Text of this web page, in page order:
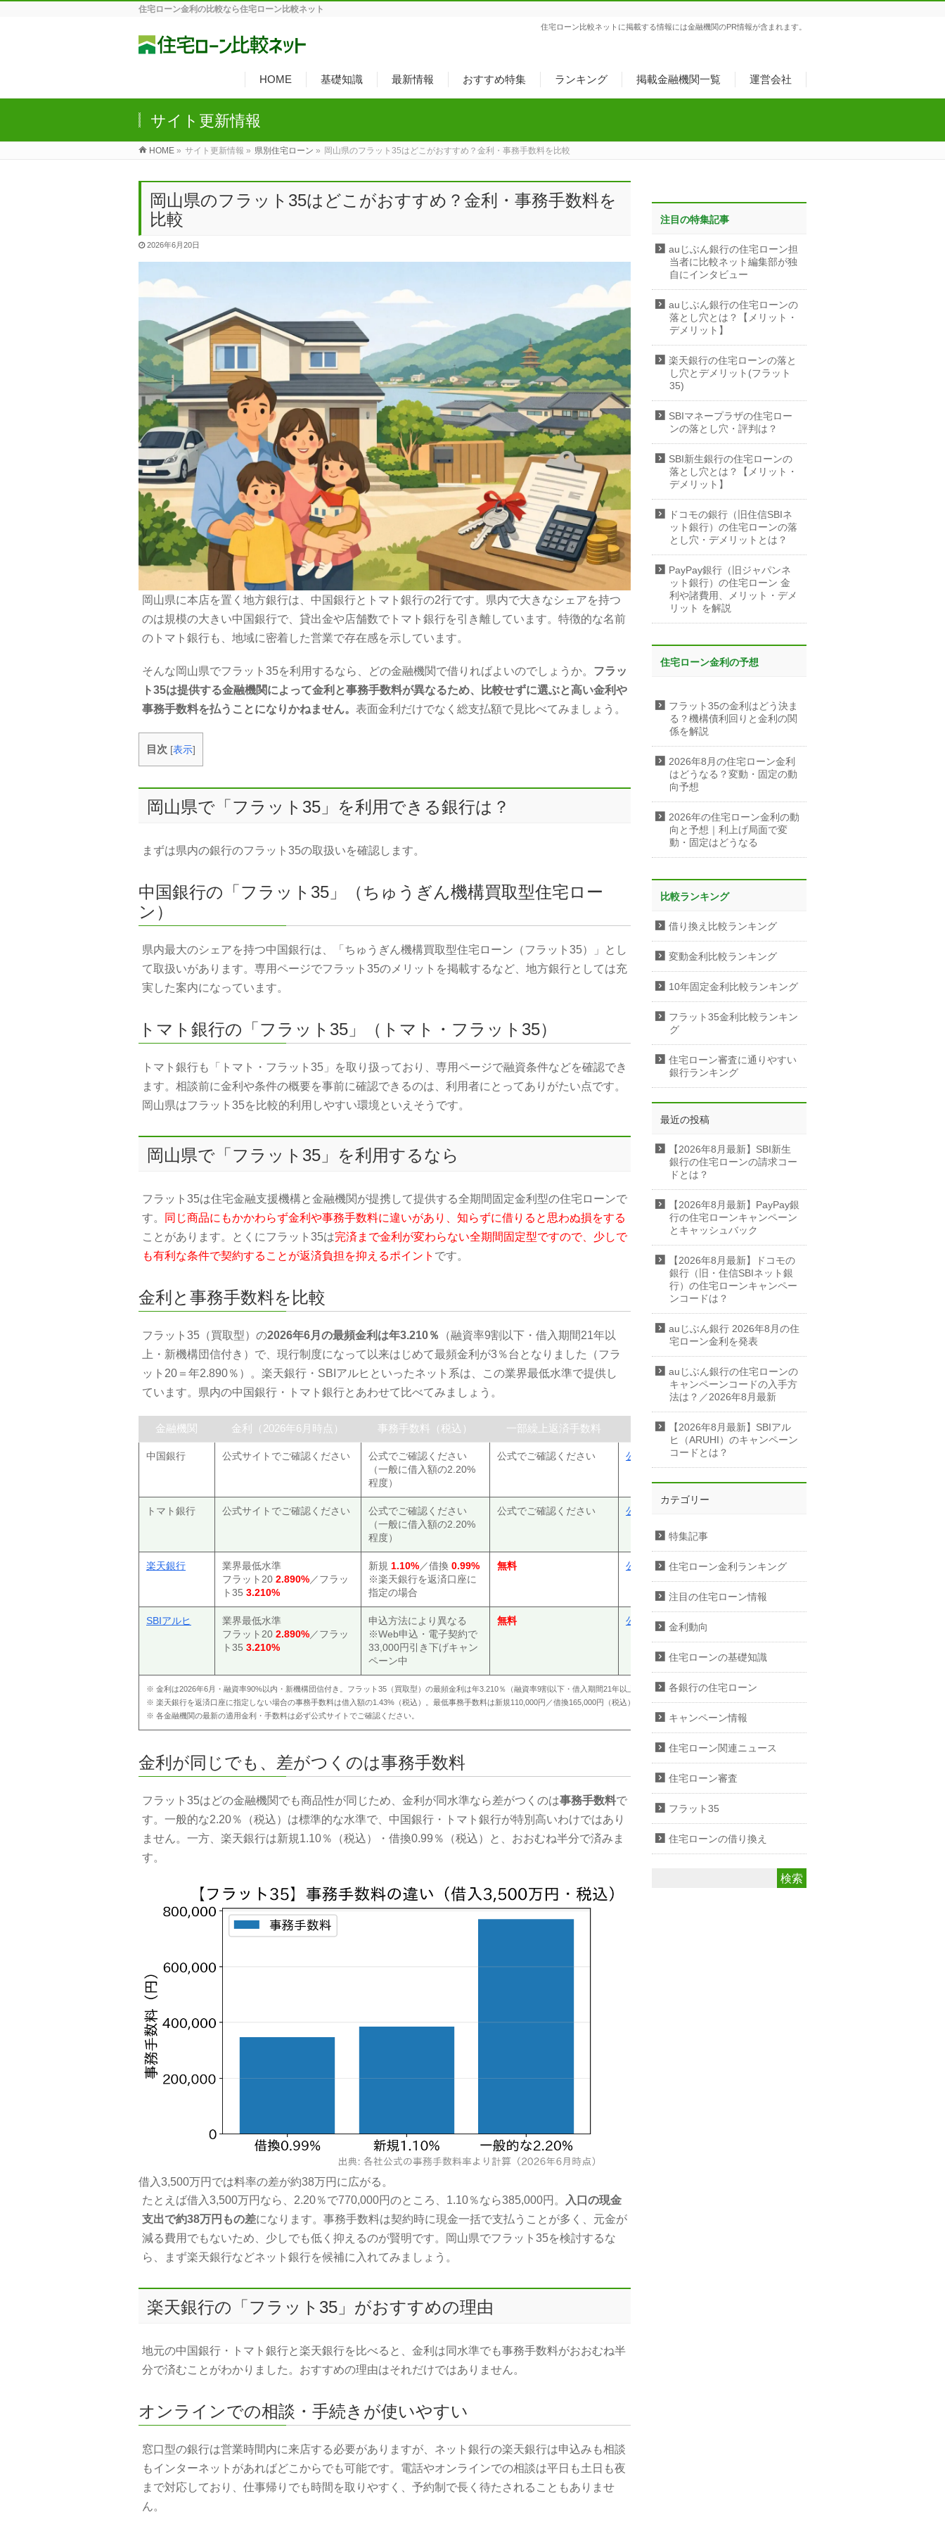
住宅ローン金利の比較なら住宅ローン比較ネット
HOME 基礎知識 最新情報 おすすめ特集 ランキング 掲載金融機関一覧 運営会社
住宅ローン比較ネットに掲載する情報には金融機関のPR情報が含まれます。
サイト更新情報
HOME » サイト更新情報 » 県別住宅ローン » 岡山県のフラット35はどこがおすすめ？金利・事務手数料を比較
岡山県のフラット35はどこがおすすめ？金利・事務手数料を
比較
2026年6月20日
岡山県に本店を置く地方銀行は、中国銀行とトマト銀行の2行です。県内で大きなシェアを持つ
のは規模の大きい中国銀行で、貸出金や店舗数でトマト銀行を引き離しています。特徴的な名前
のトマト銀行も、地域に密着した営業で存在感を示しています。
そんな岡山県でフラット35を利用するなら、どの金融機関で借りればよいのでしょうか。 フラッ
ト35は提供する金融機関によって金利と事務手数料が異なるため、比較せずに選ぶと高い金利や
事務手数料を払うことになりかねません。 表面金利だけでなく総支払額で見比べてみましょう。
目次 [表示]
岡山県で「フラット35」を利用できる銀行は？
まずは県内の銀行のフラット35の取扱いを確認します。
中国銀行の「フラット35」（ちゅうぎん機構買取型住宅ロー
ン）
県内最大のシェアを持つ中国銀行は、「ちゅうぎん機構買取型住宅ローン（フラット35）」とし
て取扱いがあります。専用ページでフラット35のメリットを掲載するなど、地方銀行としては充
実した案内になっています。
トマト銀行の「フラット35」（トマト・フラット35）
トマト銀行も「トマト・フラット35」を取り扱っており、専用ページで融資条件などを確認でき
ます。相談前に金利や条件の概要を事前に確認できるのは、利用者にとってありがたい点です。
岡山県はフラット35を比較的利用しやすい環境といえそうです。
岡山県で「フラット35」を利用するなら
フラット35は住宅金融支援機構と金融機関が提携して提供する全期間固定金利型の住宅ローンで
す。
同じ商品にもかかわらず金利や事務手数料に違いがあり、知らずに借りると思わぬ損をする
ことがあります。とくにフラット35は完済まで金利が変わらない全期間固定型ですので、少しで
も有利な条件で契約することが返済負担を抑えるポイント です。
金利と事務手数料を比較
フラット35（買取型）の2026年6月の最頻金利は年3.210％
（融資率9割以下・借入期間21年以
上・新機構団信付き）で、現行制度になって以来はじめて最頻金利が3％台となりました（フラ
ット20＝年2.890％）。楽天銀行・SBIアルヒといったネット系は、この業界最低水準で提供し
ています。県内の中国銀行・トマト銀行とあわせて比べてみましょう。
金融機関 金利（2026年6月時点） 事務手数料（税込） 一部繰上返済手数料 公式サイト
中国銀行 公式サイトでご確認ください
公式でご確認ください
（一般に借入額の2.20%
程度）
公式でご確認ください 公式サイト
トマト銀行 公式サイトでご確認ください
公式でご確認ください
（一般に借入額の2.20%
程度）
公式でご確認ください 公式サイト
楽天銀行
業界最低水準
フラット20 2.890% ／フラッ
ト35 3.210%
新規 1.10% ／借換 0.99%
※楽天銀行を返済口座に
指定の場合
無料 公式サイト
SBIアルヒ
業界最低水準
フラット20 2.890% ／フラッ
ト35 3.210%
申込方法により異なる
※Web申込・電子契約で
33,000円引き下げキャン
ペーン中
無料 公式サイト
※ 金利は2026年6月・融資率90%以内・新機構団信付き。フラット35（買取型）の最頻金利は年3.210％（融資率9割以下・借入期間21年以上）。
※ 楽天銀行を返済口座に指定しない場合の事務手数料は借入額の1.43%（税込）。最低事務手数料は新規110,000円／借換165,000円（税込）。
※ 各金融機関の最新の適用金利・手数料は必ず公式サイトでご確認ください。
金利が同じでも、差がつくのは事務手数料
フラット35はどの金融機関でも商品性が同じため、金利が同水準なら差がつくのは事務手数料で
す。一般的な2.20％（税込）は標準的な水準で、中国銀行・トマト銀行が特別高いわけではあり
ません。一方、楽天銀行は新規1.10％（税込）・借換0.99％（税込）と、おおむね半分で済みま
す。
借入3,500万円では料率の差が約38万円に広がる。
たとえば借入3,500万円なら、2.20％で770,000円のところ、1.10％なら385,000円。
入口の現金
支出で約38万円もの差になります。事務手数料は契約時に現金一括で支払うことが多く、元金が
減る費用でもないため、少しでも低く抑えるのが賢明です。岡山県でフラット35を検討するな
ら、まず楽天銀行などネット銀行を候補に入れてみましょう。
楽天銀行の「フラット35」がおすすめの理由
地元の中国銀行・トマト銀行と楽天銀行を比べると、金利は同水準でも事務手数料がおおむね半
分で済むことがわかりました。おすすめの理由はそれだけではありません。
オンラインでの相談・手続きが使いやすい
窓口型の銀行は営業時間内に来店する必要がありますが、ネット銀行の楽天銀行は申込みも相談
もインターネットがあればどこからでも可能です。電話やオンラインでの相談は平日も土日も夜
まで対応しており、仕事帰りでも時間を取りやすく、予約制で長く待たされることもありませ
ん。
注目の特集記事
auじぶん銀行の住宅ローン担
当者に比較ネット編集部が独
自にインタビュー
auじぶん銀行の住宅ローンの
落とし穴とは？【メリット・
デメリット】
楽天銀行の住宅ローンの落と
し穴とデメリット(フラット
35)
SBIマネープラザの住宅ロー
ンの落とし穴・評判は？
SBI新生銀行の住宅ローンの
落とし穴とは？【メリット・
デメリット】
ドコモの銀行（旧住信SBIネ
ット銀行）の住宅ローンの落
とし穴・デメリットとは？
PayPay銀行（旧ジャパンネ
ット銀行）の住宅ローン 金
利や諸費用、メリット・デメ
リット を解説
住宅ローン金利の予想
フラット35の金利はどう決ま
る？機構債利回りと金利の関
係を解説
2026年8月の住宅ローン金利
はどうなる？変動・固定の動
向予想
2026年の住宅ローン金利の動
向と予想｜利上げ局面で変
動・固定はどうなる
比較ランキング
借り換え比較ランキング
変動金利比較ランキング
10年固定金利比較ランキング
フラット35金利比較ランキン
グ
住宅ローン審査に通りやすい
銀行ランキング
最近の投稿
【2026年8月最新】SBI新生
銀行の住宅ローンの請求コー
ドとは？
【2026年8月最新】PayPay銀
行の住宅ローンキャンペーン
とキャッシュバック
【2026年8月最新】ドコモの
銀行（旧・住信SBIネット銀
行）の住宅ローンキャンペー
ンコードは？
auじぶん銀行 2026年8月の住
宅ローン金利を発表
auじぶん銀行の住宅ローンの
キャンペーンコードの入手方
法は？／2026年8月最新
【2026年8月最新】SBIアル
ヒ（ARUHI）のキャンペーン
コードとは？
カテゴリー
特集記事
住宅ローン金利ランキング
注目の住宅ローン情報
金利動向
住宅ローンの基礎知識
各銀行の住宅ローン
キャンペーン情報
住宅ローン関連ニュース
住宅ローン審査
フラット35
住宅ローンの借り換え